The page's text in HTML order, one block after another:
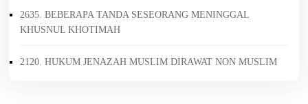
2635. BEBERAPA TANDA SESEORANG MENINGGAL
KHUSNUL KHOTIMAH
2120. HUKUM JENAZAH MUSLIM DIRAWAT NON MUSLIM